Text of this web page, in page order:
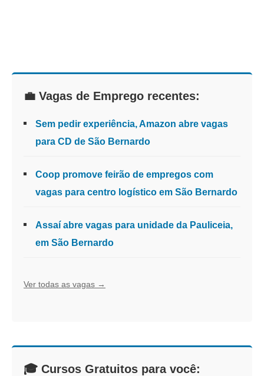
💼 Vagas de Emprego recentes:
Sem pedir experiência, Amazon abre vagas
para CD de São Bernardo
Coop promove feirão de empregos com
vagas para centro logístico em São Bernardo
Assaí abre vagas para unidade da Pauliceia,
em São Bernardo
Ver todas as vagas →
🎓 Cursos Gratuitos para você: